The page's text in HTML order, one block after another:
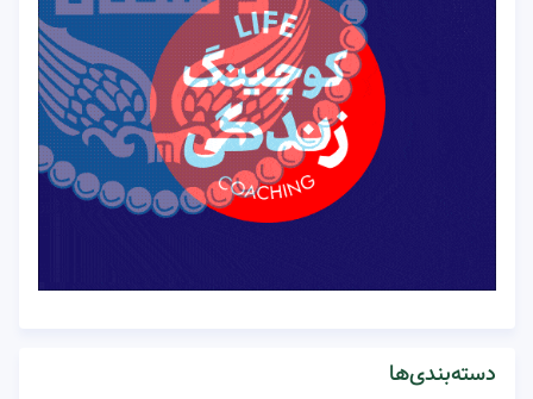
دسته‌بندی‌ها